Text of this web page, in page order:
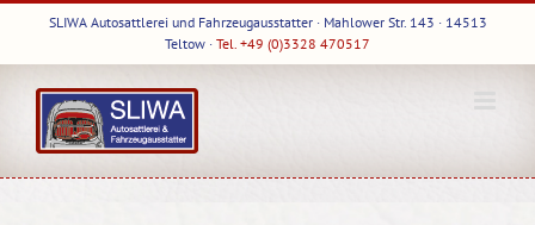
content
SLIWA Autosattlerei und Fahrzeugausstatter · Mahlower Str. 143 · 14513
Teltow · Tel. +49 (0)3328 470517